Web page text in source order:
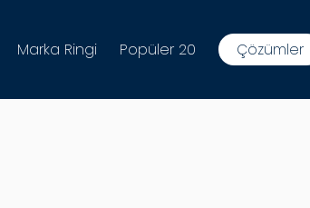
Marka Ringi Popüler 20 Çözümler